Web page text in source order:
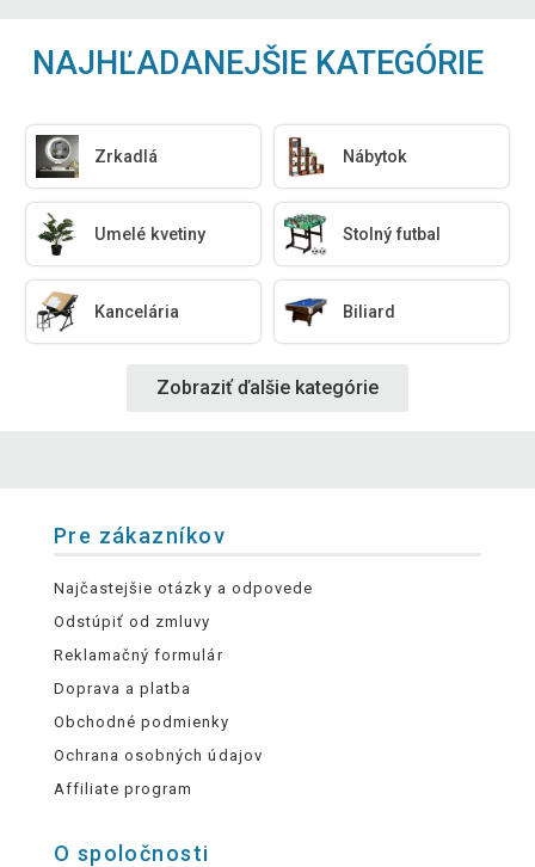
NAJHĽADANEJŠIE KATEGÓRIE
Zrkadlá Nábytok
Umelé kvetiny Stolný futbal
Kancelária Biliard
Zobraziť ďalšie kategórie
Pre zákazníkov
Najčastejšie otázky a odpovede
Odstúpiť od zmluvy
Reklamačný formulár
Doprava a platba
Obchodné podmienky
Ochrana osobných údajov
Affiliate program
O spoločnosti